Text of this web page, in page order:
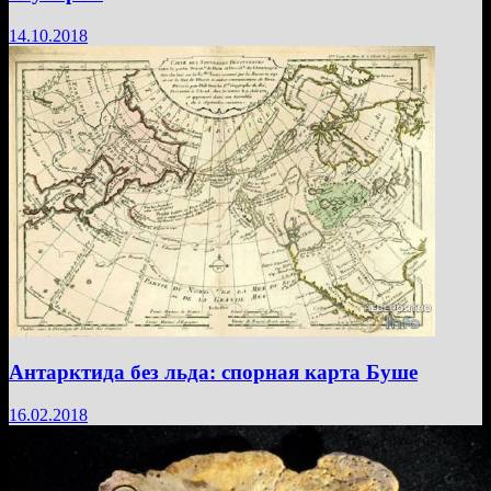
14.10.2018
Антарктида без льда: спорная карта Буше
16.02.2018